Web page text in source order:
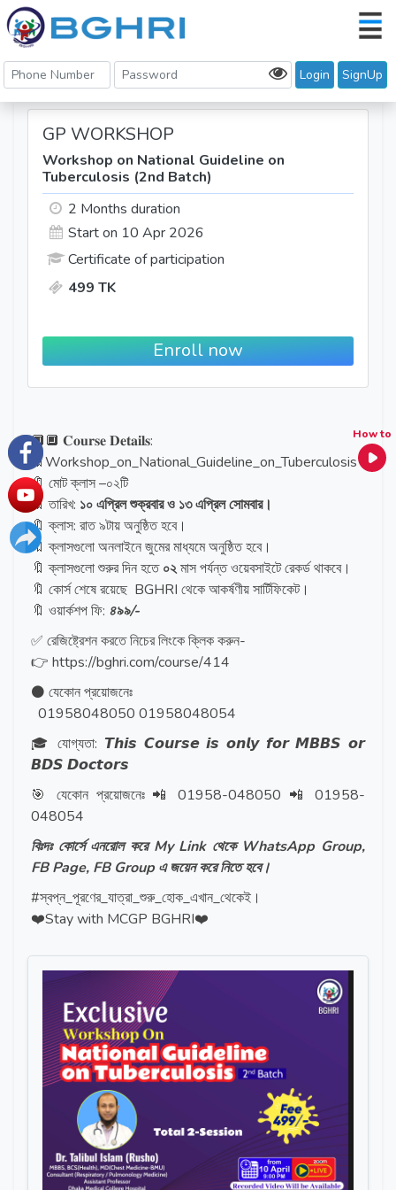
Login SignUp
How to
GP WORKSHOP
Workshop on National Guideline on
Tuberculosis (2nd Batch)
2 Months duration
Start on 10 Apr 2026
Certificate of participation
499 TK
Enroll now
🔲🔲 𝐂𝐨𝐮𝐫𝐬𝐞 𝐃𝐞𝐭𝐚𝐢𝐥𝐬:
🔖Workshop_on_National_Guideline_on_Tuberculosis
🔖 মোট ক্লাস –০২টি
🔖 তারিখ: ১০ এপ্রিল শুক্রবার ও ১৩ এপ্রিল সোমবার।
🔖 ক্লাস: রাত ৯টায় অনুষ্ঠিত হবে।
🔖 ক্লাসগুলো অনলাইনে জুমের মাধ্যমে অনুষ্ঠিত হবে।
🔖 ক্লাসগুলো শুরুর দিন হতে০২মাস পর্যন্ত ওয়েবসাইটে রেকর্ড থাকবে।
🔖 কোর্স শেষে রয়েছে BGHRI থেকে আকর্ষণীয় সার্টিফিকেট।
🔖 ওয়ার্কশপ ফি: ৪৯৯/-
✅ রেজিষ্ট্রেশন করতে নিচের লিংকে ক্লিক করুন-
👉 https://bghri.com/course/414
⚫️ যেকোন প্রয়োজনেঃ
01958048050 01958048054
🎓 যোগ্যতা: 𝙏𝙝𝙞𝙨 𝘾𝙤𝙪𝙧𝙨𝙚 𝙞𝙨 𝙤𝙣𝙡𝙮 𝙛𝙤𝙧 𝙈𝘽𝘽𝙎 𝙤𝙧
𝘽𝘿𝙎 𝘿𝙤𝙘𝙩𝙤𝙧𝙨
🎯 যেকোন প্রয়োজনেঃ 📲 01958-048050 📲 01958-
048054
বিঃদঃ কোর্সে এনরোল করে My Link থেকে WhatsApp Group,
FB Page, FB Group এ জয়েন করে নিতে হবে।
#স্বপ্ন_পূরণের_যাত্রা_শুরু_হোক_এখান_থেকেই।
❤️Stay with MCGP BGHRI❤️